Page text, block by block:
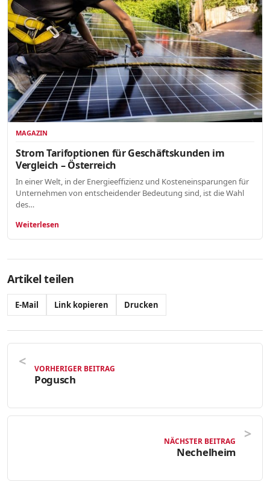
MAGAZIN
Strom Tarifoptionen für Geschäftskunden im
Vergleich – Österreich
In einer Welt, in der Energieeffizienz und Kosteneinsparungen für
Unternehmen von entscheidender Bedeutung sind, ist die Wahl
des…
Weiterlesen
Artikel teilen
E-Mail Link kopieren Drucken
VORHERIGER BEITRAG
Pogusch
NÄCHSTER BEITRAG
Nechelheim